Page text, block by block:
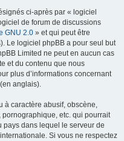
ci-après par « logiciel
de forum de discussions
GNU 2.0 » et qui peut être
Le logiciel phpBB a pour seul but
Limited ne peut en aucun cas
et du contenu que nous
plus d’informations concernant
(en anglais).
à caractère abusif, obscène,
etc. qui pourrait
pays dans lequel le serveur de
Si vous ne respectez